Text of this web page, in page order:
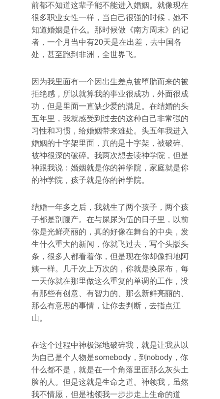
前都不知道这辈子能不能进入婚姻。就像现在
很多职业女性一样，当自己很强的时候，她不
知道婚姻是什么。那时候做《南方周末》的记
者，一个月当中有20天是在出差，去中国各
处，甚至跑到非洲，全世界飞。
因为我里面有一个因出生差点被堕胎而来的被
拒绝感，所以就算我的事业很成功，外面很成
功，但是里面一直缺少爱的满足。在结婚的头
五年里，我就感受到过去的这种自己非常强的
习性和习惯，给婚姻带来难处。头五年我进入
婚姻的十字架里面，真的是十字架，被破碎、
被神很深的破碎。我两次想去读神学院，但是
神跟我说：婚姻就是你的神学院，家庭就是你
的神学院，孩子就是你的神学院。
结婚一年多之后，我就生了两个孩子，两个孩
子都是剖腹产。在与屎尿为伍的日子里，以前
你是光鲜亮丽的，真的好像在舞台的中央，发
生什么重大的新闻，你就飞过去，写个头版头
条，很多人都看着你，但是现在你却像扫地阿
姨一样。几千次上万次的，你就是换尿布，每
一天你就在那里做这么重复的单调的工作，没
有那些有创意、有智力的、那么新鲜亮丽的、
那么有意思的事情，让你去判断，去指点江
山。
在这个过程中神极深地破碎我，就是让我从以
为自己是个人物是somebody，到nobody，你
什么都不是，就是在一个角落里面那么灰头土
脸的人。但是这就是生命之道。神领我，虽然
我不情愿，但是祂领我一步步走上生命的道